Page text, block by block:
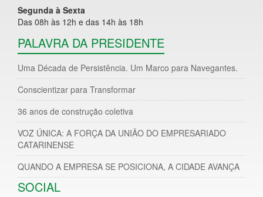
Segunda à Sexta
Das 08h às 12h e das 14h às 18h
PALAVRA DA PRESIDENTE
Uma Década de Persistência. Um Marco para Navegantes.
Conscientizar para Transformar
36 anos de construção coletiva
VOZ ÚNICA: A FORÇA DA UNIÃO DO EMPRESARIADO
CATARINENSE
QUANDO A EMPRESA SE POSICIONA, A CIDADE AVANÇA
SOCIAL